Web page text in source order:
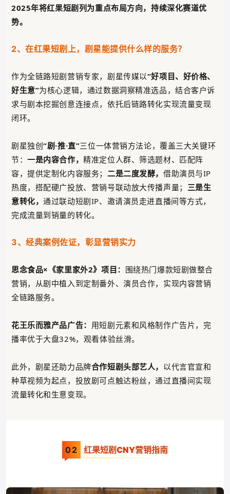
2025年将红果短剧列为重点布局方向，持续深化赛道优
势。
2、在红果短剧上，剧星能提供什么样的服务？
作为全链路短剧营销专家，剧星传媒以“好项目、好价格、
好生意”为核心逻辑，通过数据洞察精准选品，结合客户诉
求与剧本挖掘创意连接点，依托后链路转化实现流量变现
闭环。
剧星独创“剧·推·直”三位一体营销方法论，覆盖三大关键环
节：一是内容合作，精准定位人群、筛选题材、匹配阵
容，提供定制化内容服务； 二是二度发酵， 借助演员与IP
热度，搭配硬广投放、营销号联动放大传播声量； 三是生
意转化，通过联动短剧IP、邀请演员走进直播间等方式，
完成流量到销量的转化。
3、经典案例佐证，彰显营销实力
思念食品×《家里家外2》项目： 围绕热门爆款短剧做整合
营销，从剧中植入到定制番外、演员合作，实现内容营销
全链路服务。
花王乐而雅产品广告： 用短剧元素和风格制作广告片，完
播率优于大盘32%，观看体验丝滑。
此外，剧星还助力品牌合作短剧头部艺人， 以代言官宣和
种草视频为起点，投放剧可点触达粉丝，通过直播间实现
流量转化和生意变现。
02 红果短剧CNY营销指南